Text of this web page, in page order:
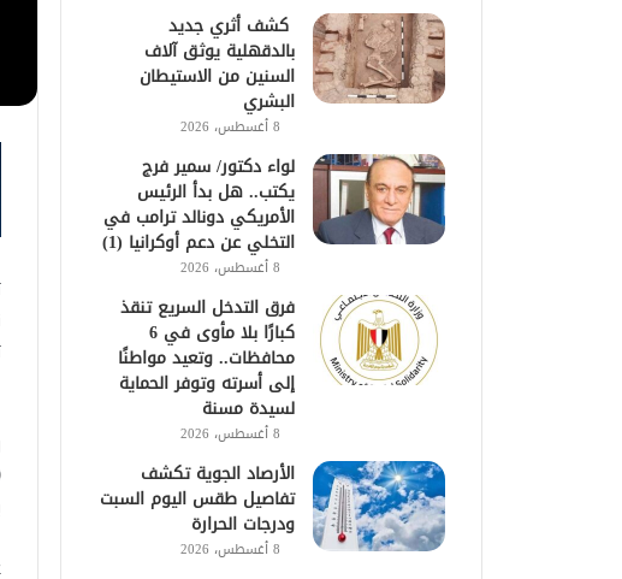
كشف أثري جديد
بالدقهلية يوثق آلاف
السنين من الاستيطان
البشري
8 أغسطس، 2026
لواء دكتور/ سمير فرج
يكتب.. هل بدأ الرئيس
الأمريكي دونالد ترامب في
التخلي عن دعم أوكرانيا (1)
8 أغسطس، 2026
فرق التدخل السريع تنقذ
كبارًا بلا مأوى في 6
محافظات.. وتعيد مواطنًا
إلى أسرته وتوفر الحماية
لسيدة مسنة
8 أغسطس، 2026
الأرصاد الجوية تكشف
تفاصيل طقس اليوم السبت
ودرجات الحرارة
8 أغسطس، 2026